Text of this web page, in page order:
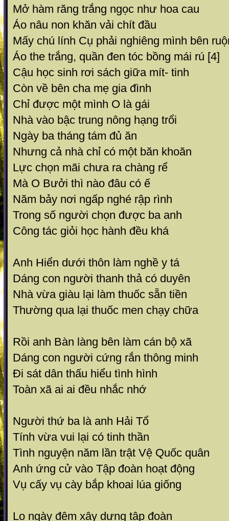
Mở hàm răng trắng ngọc như hoa cau
Áo nâu non khăn vải chít đầu
Mấy chú lính Cụ phải nghiêng mình bên
Áo the trắng, quần đen tóc bồng mái rú [4]
Cậu học sinh rơi sách giữa mít- tinh
Còn về bên cha mẹ gia đình
Chỉ được một mình O là gái
Nhà vào bậc trung nông hạng trổi
Ngày ba tháng tám đủ ăn
Nhưng cả nhà chỉ có một băn khoăn
Lực chọn mãi chưa ra chàng rể
Mà O Bưởi thì nào đâu có ế
Năm bảy nơi ngấp nghé rập rình
Trong số người chọn được ba anh
Công tác giỏi học hành đều khá
Anh Hiển dưới thôn làm nghề y tá
Dáng con người thanh thả có duyên
Nhà vừa giàu lại làm thuốc sẵn tiền
Thường qua lại thuốc men chạy chữa
Rồi anh Bàn làng bên làm cán bộ xã
Dáng con người cứng rắn thông minh
Đi sát dân thấu hiểu tình hình
Toàn xã ai ai đều nhắc nhớ
Người thứ ba là anh Hải Tổ
Tính vừa vui lại có tinh thần
Tình nguyện năm lần trật Vệ Quốc quân
Anh ứng cử vào Tập đoàn hoạt động
Vụ cấy vụ cày bắp khoai lúa giống
Lo ngày đêm xây dựng tập đoàn